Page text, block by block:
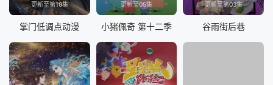
更新至第10集
掌门低调点动漫
更新至05集
小猪佩奇 第十二季
更新至第03集
谷雨街后巷